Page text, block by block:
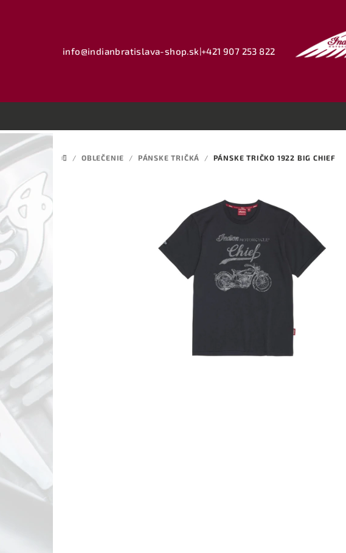
info@indianbratislava-shop.sk|+421 907 253 822
DOMOV
/ OBLEČENIE / PÁNSKE TRIČKÁ / PÁNSKE TRIČKO 1922 BIG CHIEF